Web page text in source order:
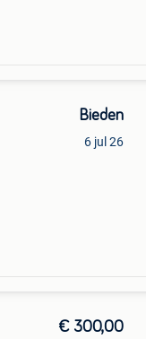
Bieden
6 jul 26
€ 300,00